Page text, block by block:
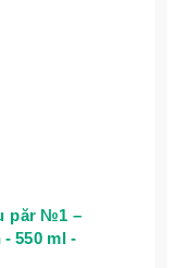
păr №1 –
550 ml -